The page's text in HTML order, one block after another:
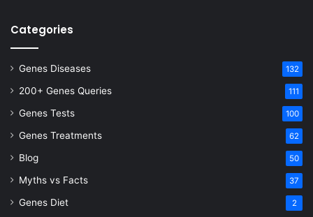
Categories
Genes Diseases 132
200+ Genes Queries 111
Genes Tests 100
Genes Treatments 62
Blog 50
Myths vs Facts 37
Genes Diet 2